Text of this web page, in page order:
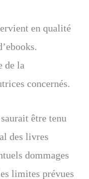
en qualité
de la
concernés.
être tenu
des livres
dommages
limites prévues